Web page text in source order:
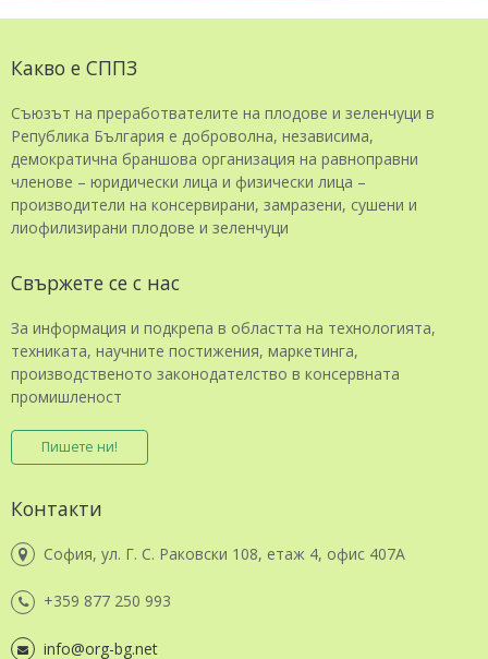
Какво е СППЗ
Съюзът на преработвателите на плодове и зеленчуци в
Република България е доброволна, независима,
демократична браншова организация на равноправни
членове – юридически лица и физически лица –
производители на консервирани, замразени, сушени и
лиофилизирани плодове и зеленчуци
Свържете се с нас
За информация и подкрепа в областта на технологията,
техниката, научните постижения, маркетинга,
производственото законодателство в консервната
промишленост
Пишете ни!
Контакти
София, ул. Г. С. Раковски 108, етаж 4, офис 407А
+359 877 250 993
info@org-bg.net